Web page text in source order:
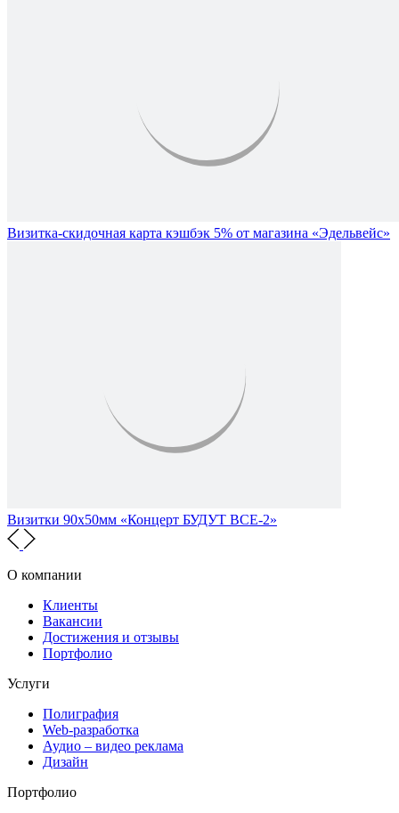
Визитка-скидочная карта кэшбэк 5% от магазина «Эдельвейс»
Визитки 90х50мм «Концерт БУДУТ ВСЕ-2»
О компании
Клиенты
Вакансии
Достижения и отзывы
Портфолио
Услуги
Полиграфия
Web-разработка
Аудио – видео реклама
Дизайн
Портфолио